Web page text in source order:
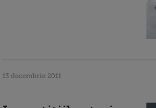
13 decembrie 2011